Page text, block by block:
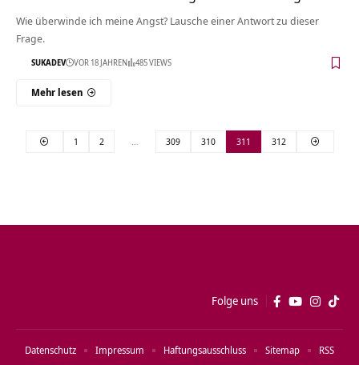
Wie überwinde ich meine Angst? Lausche einer Antwort zu dieser
Frage.
SUKADEV VOR 18 JAHREN 485 VIEWS
Mehr lesen
1 2 309 310 311 312
Folge uns
Datenschutz Impressum Haftungsausschluss Sitemap RSS